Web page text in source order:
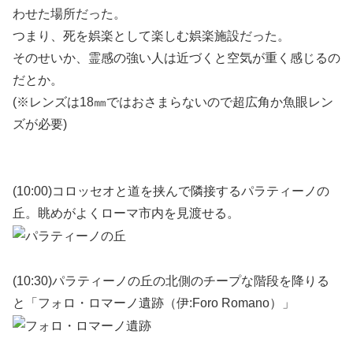
わせた場所だった。
つまり、死を娯楽として楽しむ娯楽施設だった。
そのせいか、霊感の強い人は近づくと空気が重く感じるの
だとか。
(※レンズは18㎜ではおさまらないので超広角か魚眼レン
ズが必要)
(10:00)コロッセオと道を挟んで隣接するパラティーノの
丘。眺めがよくローマ市内を見渡せる。
(10:30)パラティーノの丘の北側のチープな階段を降りる
と「フォロ・ロマーノ遺跡（伊:Foro Romano）」